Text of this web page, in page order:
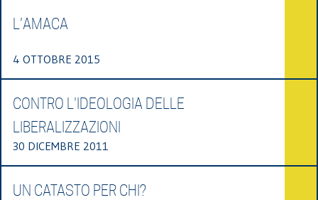
L’AMACA
4 OTTOBRE 2015
CONTRO L'IDEOLOGIA DELLE
LIBERALIZZAZIONI
30 DICEMBRE 2011
UN CATASTO PER CHI?